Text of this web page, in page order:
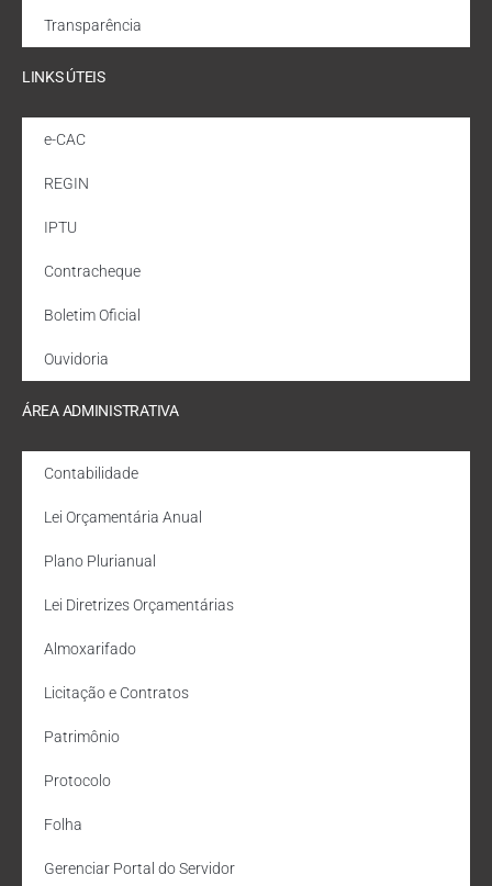
Transparência
LINKS ÚTEIS
e-CAC
REGIN
IPTU
Contracheque
Boletim Oficial
Ouvidoria
ÁREA ADMINISTRATIVA
Contabilidade
Lei Orçamentária Anual
Plano Plurianual
Lei Diretrizes Orçamentárias
Almoxarifado
Licitação e Contratos
Patrimônio
Protocolo
Folha
Gerenciar Portal do Servidor